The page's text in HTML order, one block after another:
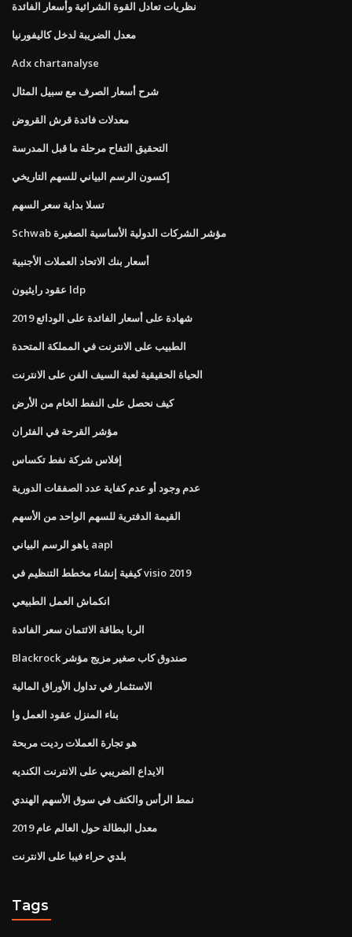
نظريات تعادل القوة الشرائية وأسعار الفائدة
معدل الضريبة لدخل كاليفورنيا
Adx chartanalyse
شرح أسعار الصرف مع سبيل المثال
معدلات فائدة قرش القروض
التحقيق التفاح مرحلة ما قبل المدرسة
إكسون الرسم البياني للسهم التاريخي
تسلا بداية سعر السهم
Schwab مؤشر الشركات الدولية الأساسية الصغيرة
أسعار بنك الاتحاد العملات الأجنبية
عقود رايثيون ldp
شهادة على أسعار الفائدة على الودائع 2019
الطبيب على الانترنت في المملكة المتحدة
الحياة الحقيقية لعبة السيف الفن على الانترنت
كيف نحصل على النفط الخام من الأرض
مؤشر القرحة في الفئران
إفلاس شركة نفط تكساس
عدم وجود أو عدم كفاية عدد الصفقات الدورية
القيمة الدفترية للسهم الواحد من الأسهم
ياهو الرسم البياني aapl
كيفية إنشاء مخطط التنظيم في visio 2019
انكماش العمل الطبيعي
الربا بطاقة الائتمان سعر الفائدة
Blackrock صندوق كاب صغير مزيج مؤشر
الاستثمار في تداول الأوراق المالية
بناء المنزل عقود العمل وا
هو تجارة العملات رديت مربحة
الايداع الضريبي على الانترنت الكنديه
نمط الرأس والكتف في سوق الأسهم الهندي
معدل البطالة حول العالم عام 2019
بلدي حراء فيبا على الانترنت
Tags